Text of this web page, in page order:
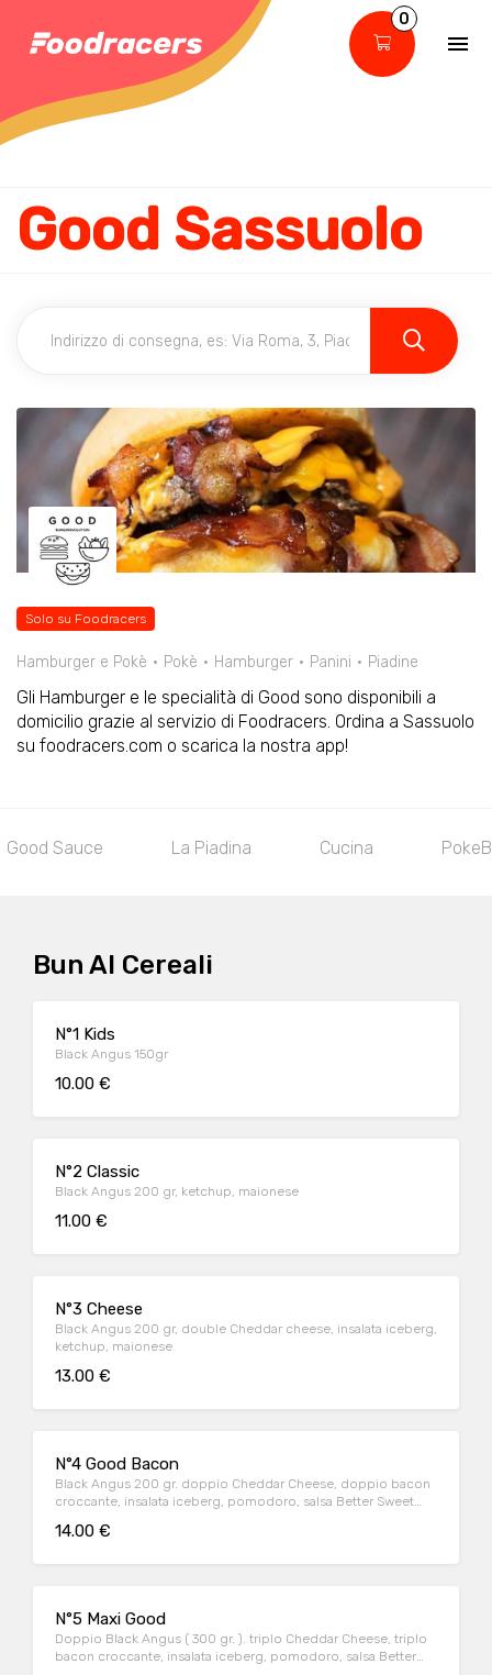
0
Good Sassuolo
Solo su Foodracers
Hamburger e Pokè Pokè Hamburger Panini Piadine
Gli Hamburger e le specialità di Good sono disponibili a
domicilio grazie al servizio di Foodracers. Ordina a Sassuolo
su foodracers.com o scarica la nostra app!
Good Sauce La Piadina Cucina
Bun AI Cereali
N°1 Kids
Black Angus 150gr
10.00 €
N°2 Classic
Black Angus 200 gr, ketchup, maionese
11.00 €
N°3 Cheese
Black Angus 200 gr, double Cheddar cheese, insalata iceberg,
ketchup, maionese
13.00 €
N°4 Good Bacon
Black Angus 200 gr. doppio Cheddar Cheese, doppio bacon
croccante, insalata iceberg, pomodoro, salsa Better Sweet
14.00 €
N°5 Maxi Good
Doppio Black Angus ( 300 gr. ). triplo Cheddar Cheese, triplo
bacon croccante, insalata iceberg, pomodoro, salsa Better